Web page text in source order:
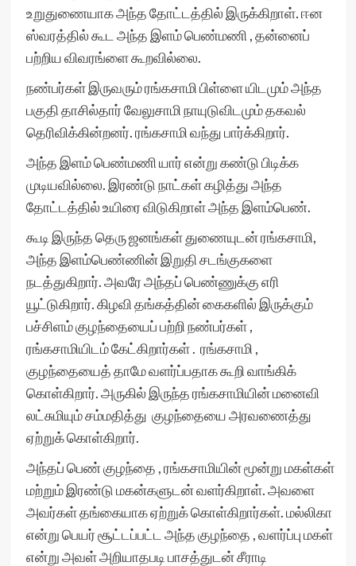
உறுதுணையாக அந்த தோட்டத்தில் இருக்கிறாள். ஈன
ஸ்வரத்தில் கூட அந்த இளம் பெண்மணி , தன்னைப்
பற்றிய விவரங்ளை கூறவில்லை.
நண்பர்கள் இருவரும் ரங்கசாமி பிள்ளை யிடமும் அந்த
பகுதி தாசில்தார் வேலுசாமி நாயுடுவிடமும் தகவல்
தெரிவிக்கின்றனர். ரங்கசாமி வந்து பார்க்கிறார்.
அந்த இளம் பெண்மணி யார் என்று கண்டு பிடிக்க
முடியவில்லை. இரண்டு நாட்கள் கழித்து அந்த
தோட்டத்தில் உயிரை விடுகிறாள் அந்த இளம்பெண்.
கூடி இருந்த தெரு ஜனங்கள் துணையுடன் ரங்கசாமி,
அந்த இளம்பெண்ணின் இறுதி சடங்குகளை
நடத்துகிறார். அவரே அந்தப் பெண்ணுக்கு எரி
யூட்டுகிறார். கிழவி தங்கத்தின் கைகளில் இருக்கும்
பச்சிளம் குழந்தையைப் பற்றி நண்பர்கள் ,
ரங்கசாமியிடம் கேட்கிறார்கள் . ரங்கசாமி ,
குழந்தையைத் தாமே வளர்ப்பதாக கூறி வாங்கிக்
கொள்கிறார். அருகில் இருந்த ரங்கசாமியின் மனைவி
லட்சுமியும் சம்மதித்து குழந்தையை அரவணைத்து
ஏற்றுக் கொள்கிறார்.
அந்தப் பெண் குழந்தை , ரங்கசாமியின் மூன்று மகள்கள்
மற்றும் இரண்டு மகன்களுடன் வளர்கிறாள். அவளை
அவர்கள் தங்கையாக ஏற்றுக் கொள்கிறார்கள். மல்லிகா
என்று பெயர் சூட்டப்பட்ட அந்த குழந்தை , வளர்ப்பு மகள்
என்று அவள் அறியாதபடி பாசத்துடன் சீராடி